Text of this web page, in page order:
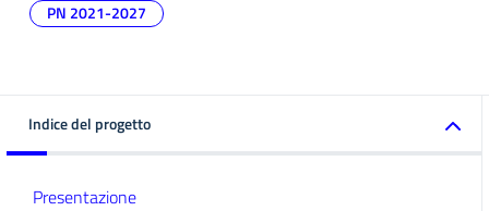
PN 2021-2027
Indice del progetto
Presentazione